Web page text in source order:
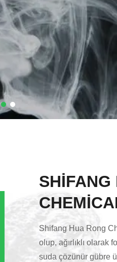
SHIFANG
Shifang Hua Rong
olup, ağırlıklı olarak
suda çözünür gübre